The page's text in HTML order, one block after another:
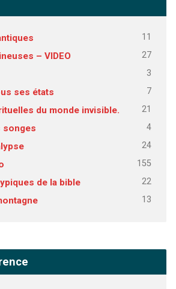
11
– VIDEO 27
3
ses états 7
du monde invisible. 21
songes 4
24
155
de la bible 22
13